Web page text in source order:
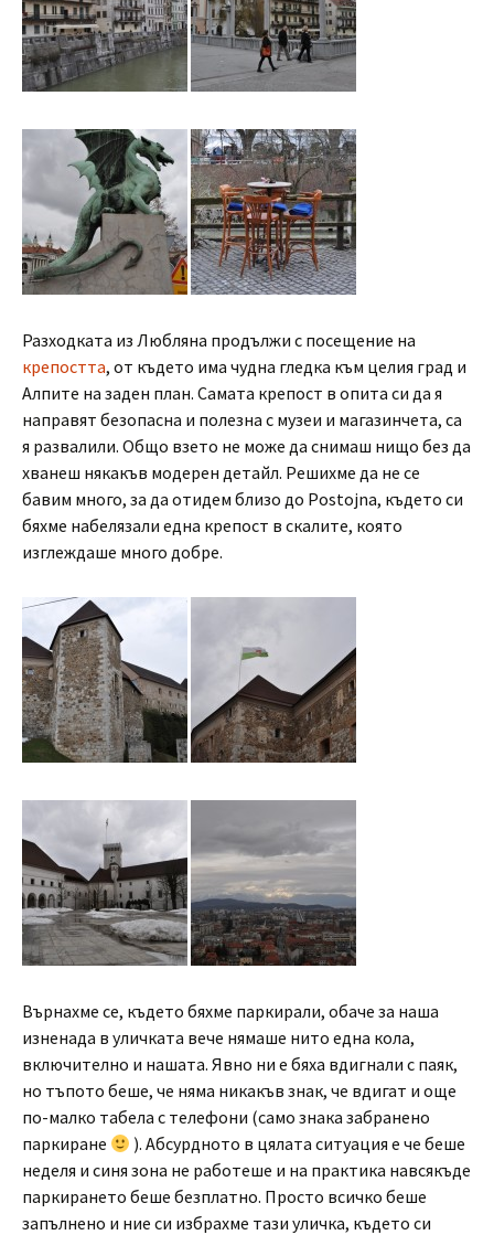
Разходката из Любляна продължи с посещение на
крепостта, от където има чудна гледка към целия град и
Алпите на заден план. Самата крепост в опита си да я
направят безопасна и полезна с музеи и магазинчета, са
я развалили. Общо взето не може да снимаш нищо без да
хванеш някакъв модерен детайл. Решихме да не се
бавим много, за да отидем близо до Postojna, където си
бяхме набелязали една крепост в скалите, която
изглеждаше много добре.
Върнахме се, където бяхме паркирали, обаче за наша
изненада в уличката вече нямаше нито една кола,
включително и нашата. Явно ни е бяха вдигнали с паяк,
но тъпото беше, че няма никакъв знак, че вдигат и още
по-малко табела с телефони (само знака забранено
паркиране
). Абсурдното в цялата ситуация е че беше
неделя и синя зона не работеше и на практика навсякъде
паркирането беше безплатно. Просто всичко беше
запълнено и ние си избрахме тази уличка, където си